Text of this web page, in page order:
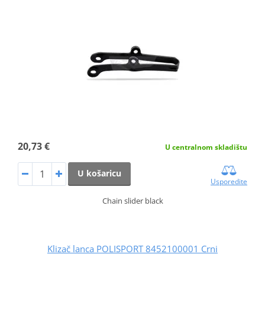
20,73 € U centralnom skladištu
U košaricu
Usporedite
Chain slider black
Klizač lanca POLISPORT 8452100001 Crni